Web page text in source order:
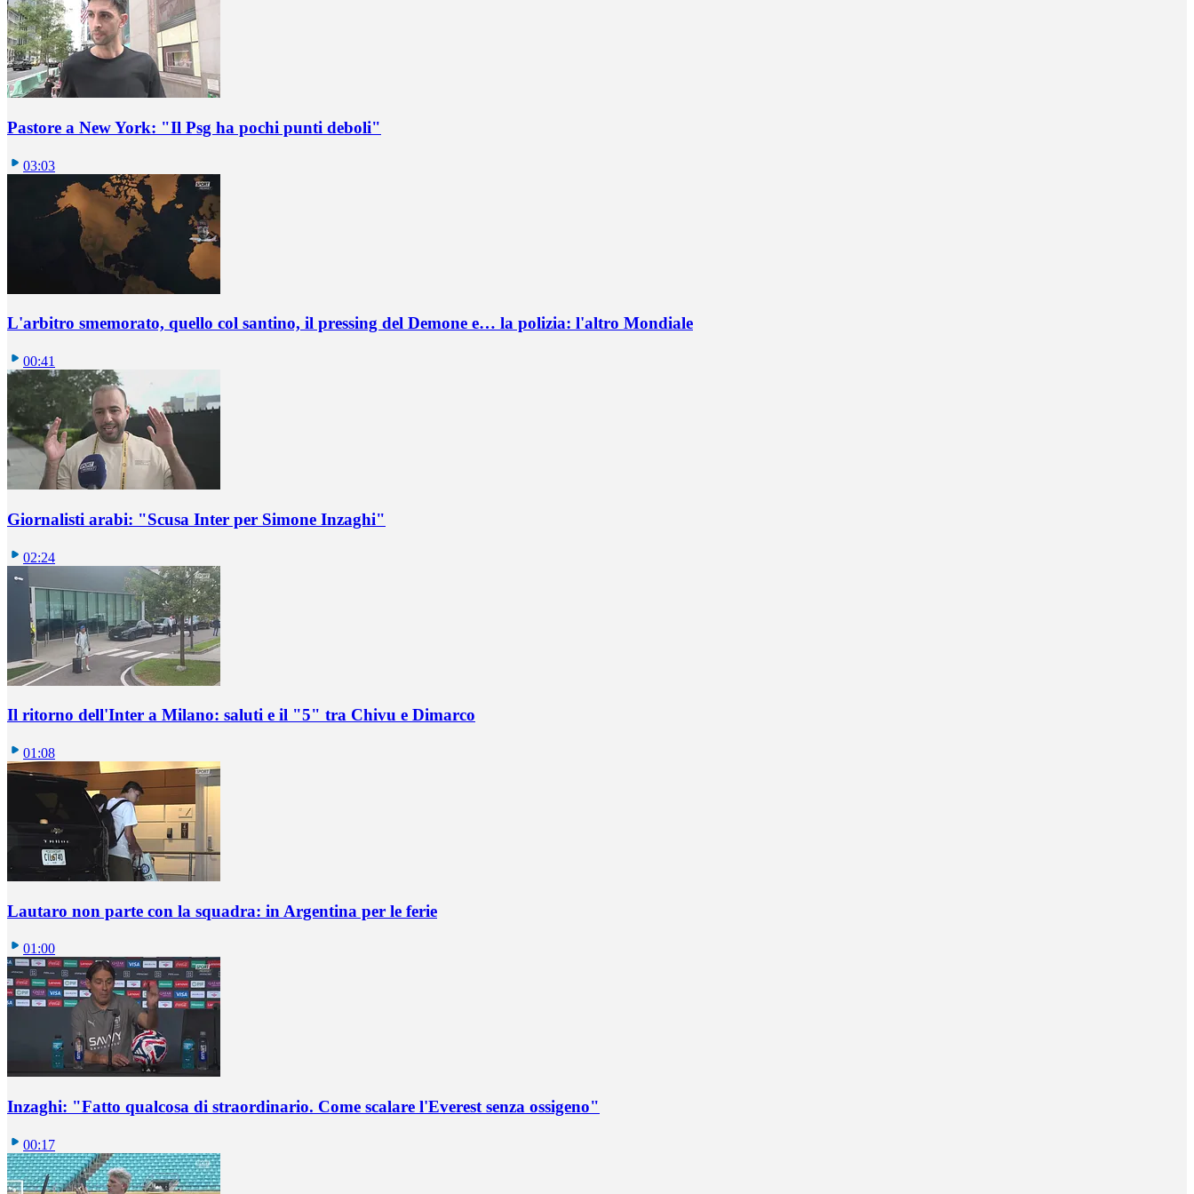
Pastore a New York: "Il Psg ha pochi punti deboli"
03:03
L'arbitro smemorato, quello col santino, il pressing del Demone e… la polizia: l'altro Mondiale
00:41
Giornalisti arabi: "Scusa Inter per Simone Inzaghi"
02:24
Il ritorno dell'Inter a Milano: saluti e il "5" tra Chivu e Dimarco
01:08
Lautaro non parte con la squadra: in Argentina per le ferie
01:00
Inzaghi: "Fatto qualcosa di straordinario. Come scalare l'Everest senza ossigeno"
00:17